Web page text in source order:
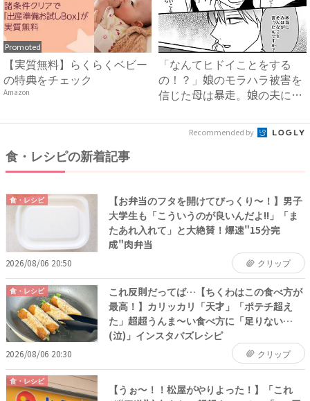
Promoted
【実質無料】らくらくベビー
の特典をチェック
Amazon
「なんてヒドイことをする
の！？」娘のモラハラ被害を
信じた母は暴走。娘の夫に電
Recommended by
食・レシピの新着記事
食・レシピ
【お弁当のフタを開けてびっくり〜！】男子
大学生も「こういうのが良いんだよ!!」「ま
たあれ入れて」と大絶賛！爆速"15分完
成"肉弁当
2026/08/06 20:50 クリップ
食・レシピ
これ反則だってば…【ちくわはこの食べ方が
最高！】カリッカリ「天才」「ポテチ超え
た」超超うんま〜い食べ方に「足りない…
(泣)」インスタバズレシピ
2026/08/06 20:30 クリップ
食・レシピ
【うぉ〜！！松屋がやりよった！】「これ